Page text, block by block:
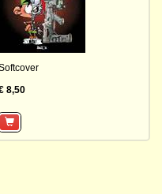
8,50